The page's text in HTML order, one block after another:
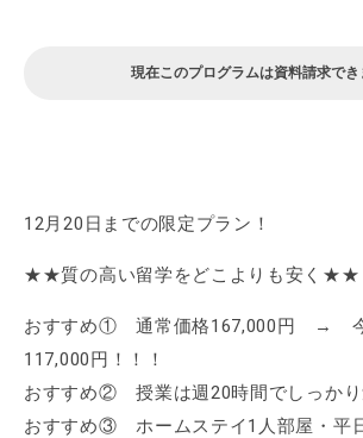
現在このプログラムは資料請求でき
12月20日までの限定プラン！
★★質の高い留学をどこよりも安く★★
おすすめ① 通常価格167,000円 → 今
117,000円！！！
おすすめ② 授業は週20時間でしっかり
おすすめ③ ホームステイ1人部屋・平